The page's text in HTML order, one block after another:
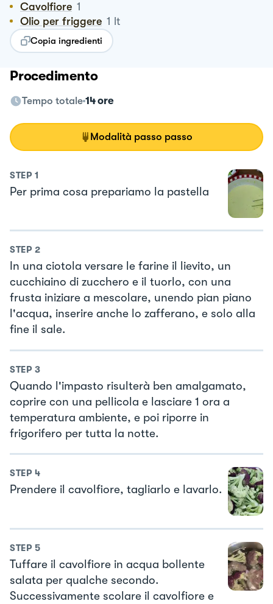
Cavolfiore 1
Olio per friggere 1 lt
Copia ingredienti
Procedimento
Tempo totale 14 ore
Modalità passo passo
STEP 1
Per prima cosa prepariamo la pastella
STEP 2
In una ciotola versare le farine il lievito, un
cucchiaino di zucchero e il tuorlo, con una
frusta iniziare a mescolare, unendo pian piano
l'acqua, inserire anche lo zafferano, e solo alla
fine il sale.
STEP 3
Quando l'impasto risulterà ben amalgamato,
coprire con una pellicola e lasciare 1 ora a
temperatura ambiente, e poi riporre in
frigorifero per tutta la notte.
STEP 4
Prendere il cavolfiore, tagliarlo e lavarlo.
STEP 5
Tuffare il cavolfiore in acqua bollente
salata per qualche secondo.
Successivamente scolare il cavolfiore e